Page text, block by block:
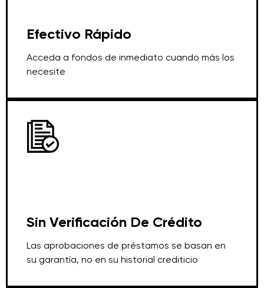
Efectivo Rápido
Acceda a fondos de inmediato cuando más los
necesite
Sin Verificación De Crédito
Las aprobaciones de préstamos se basan en
su garantía, no en su historial crediticio